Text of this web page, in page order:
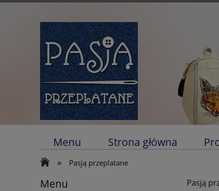
Menu Strona główna
» Pasją przeplatane
Menu Pasją